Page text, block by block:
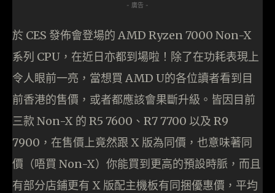
- 廣告 -
於 CES 發佈會登場的 AMD Ryzen 7000 Non-X
系列 CPU，在近日亦都到場啦！除了在功耗表現上
令人眼前一亮，當想買 AMD U的各位讀者看到目
前香港的售價，或者都應該會果斷升級。皆因目前
三款 Non-X 的 R5 7600、R7 7700 以及 R9
7900，在售價上竟然跟 X 版為同價，也意味著同
價（唔買 Non-X）你能買到更高的預設時脈，而且
有部分店鋪更有 X 版配主機板有同捆優惠價，平均